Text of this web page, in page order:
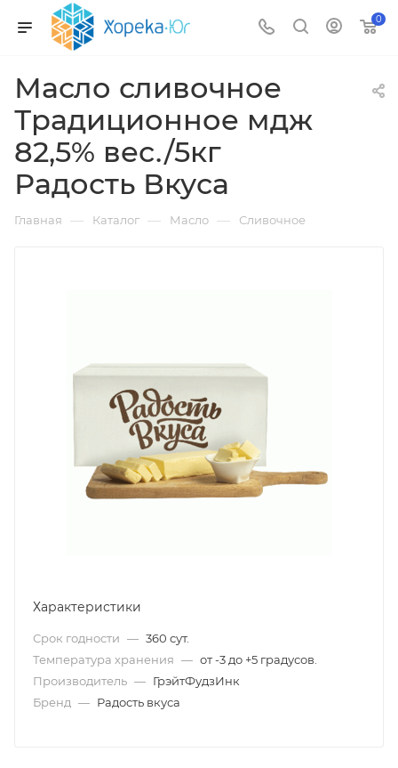
0
Масло сливочное
Традиционное мдж
82,5% вес./5кг
Радость Вкуса
Главная — Каталог — Масло — Сливочное
Характеристики
Срок годности — 360 сут.
Температура хранения — от -3 до +5 градусов.
Производитель — ГрэйтФудзИнк
Бренд — Радость вкуса